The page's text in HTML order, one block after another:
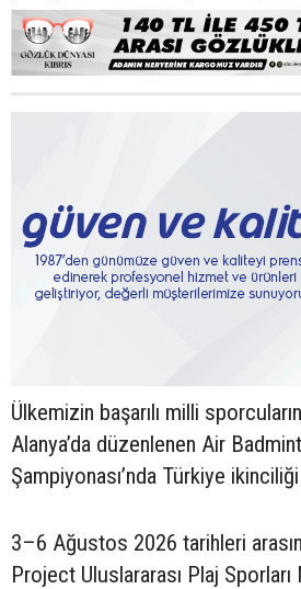
Ülkemizin başarılı milli
Alanya’da düzenlenen Air
Şampiyonası’nda Türkiye
3–6 Ağustos 2026 tarihleri
Project Uluslararası Plaj Sporları